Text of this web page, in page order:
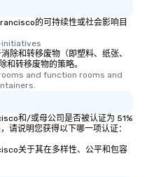
的可持续性或社会影响目
除和转移废物（即塑料、纸张、
和转移废物的策略。
and function rooms and
和/或母公司是否被认证为 51%
请说明您获得以下哪一项认证：
关于其在多样性、公平和包容